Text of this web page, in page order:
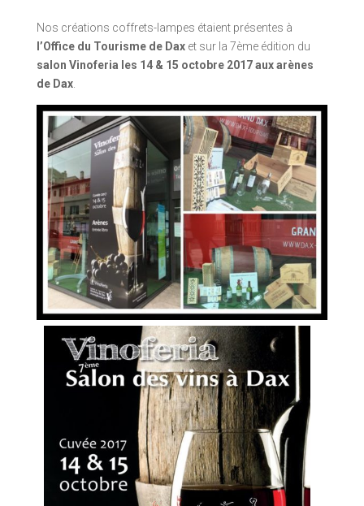
Nos créations coffrets-lampes étaient présentes à
l’Office du Tourisme de Daxet sur la 7ème édition du
salon Vinoferia les 14 & 15 octobre 2017 aux arènes
de Dax.